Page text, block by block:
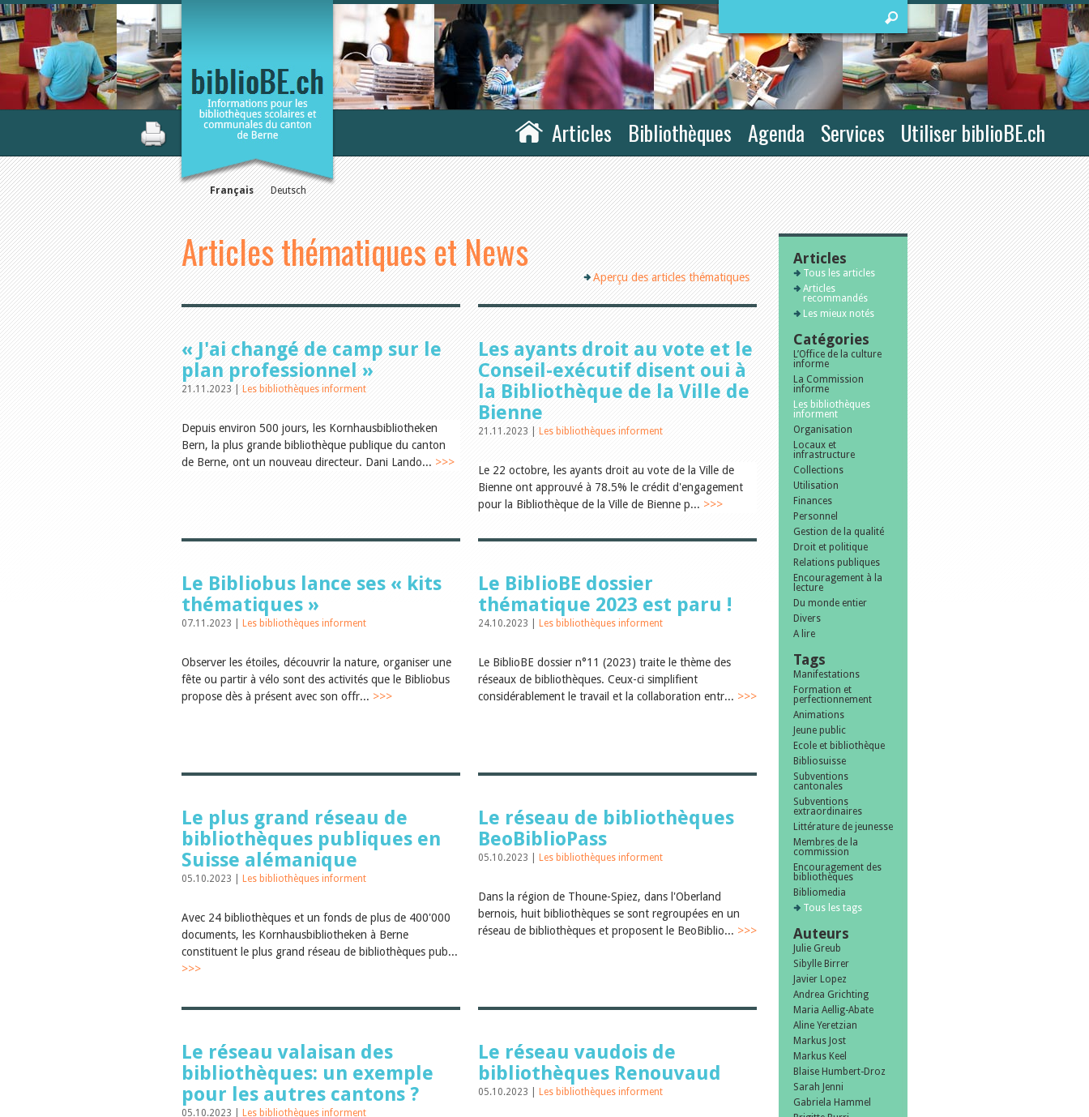
Français Deutsch
Articles Bibliothèques Agenda Services Utiliser biblioBE.ch
Articles thématiques et News
Aperçu des articles thématiques
« J'ai changé de camp sur le
plan professionnel »
21.11.2023 | Les bibliothèques informent
Depuis environ 500 jours, les Kornhausbibliotheken
Bern, la plus grande bibliothèque publique du canton
de Berne, ont un nouveau directeur. Dani Lando... >>>
Les ayants droit au vote et le
Conseil-exécutif disent oui à
la Bibliothèque de la Ville de
Bienne
21.11.2023 | Les bibliothèques informent
Le 22 octobre, les ayants droit au vote de la Ville de
Bienne ont approuvé à 78.5% le crédit d'engagement
pour la Bibliothèque de la Ville de Bienne p... >>>
Le Bibliobus lance ses « kits
thématiques »
07.11.2023 | Les bibliothèques informent
Observer les étoiles, découvrir la nature, organiser une
fête ou partir à vélo sont des activités que le Bibliobus
propose dès à présent avec son offr... >>>
Le BiblioBE dossier
thématique 2023 est paru !
24.10.2023 | Les bibliothèques informent
Le BiblioBE dossier n°11 (2023) traite le thème des
réseaux de bibliothèques. Ceux-ci simplifient
considérablement le travail et la collaboration entr... >>>
Le plus grand réseau de
bibliothèques publiques en
Suisse alémanique
05.10.2023 | Les bibliothèques informent
Avec 24 bibliothèques et un fonds de plus de 400'000
documents, les Kornhausbibliotheken à Berne
constituent le plus grand réseau de bibliothèques pub...
>>>
Le réseau de bibliothèques
BeoBiblioPass
05.10.2023 | Les bibliothèques informent
Dans la région de Thoune-Spiez, dans l'Oberland
bernois, huit bibliothèques se sont regroupées en un
réseau de bibliothèques et proposent le BeoBiblio... >>>
Le réseau valaisan des
bibliothèques: un exemple
pour les autres cantons ?
05.10.2023 | Les bibliothèques informent
Le réseau vaudois de
bibliothèques Renouvaud
05.10.2023 | Les bibliothèques informent
Articles
Tous les articles
Articles
recommandés
Les mieux notés
Catégories
L’Office de la culture
informe
La Commission
informe
Les bibliothèques
informent
Organisation
Locaux et
infrastructure
Collections
Utilisation
Finances
Personnel
Gestion de la qualité
Droit et politique
Relations publiques
Encouragement à la
lecture
Du monde entier
Divers
A lire
Tags
Manifestations
Formation et
perfectionnement
Animations
Jeune public
Ecole et bibliothèque
Bibliosuisse
Subventions
cantonales
Subventions
extraordinaires
Littérature de jeunesse
Membres de la
commission
Encouragement des
bibliothèques
Bibliomedia
Tous les tags
Auteurs
Julie Greub
Sibylle Birrer
Javier Lopez
Andrea Grichting
Maria Aellig-Abate
Aline Yeretzian
Markus Jost
Markus Keel
Blaise Humbert-Droz
Sarah Jenni
Gabriela Hammel